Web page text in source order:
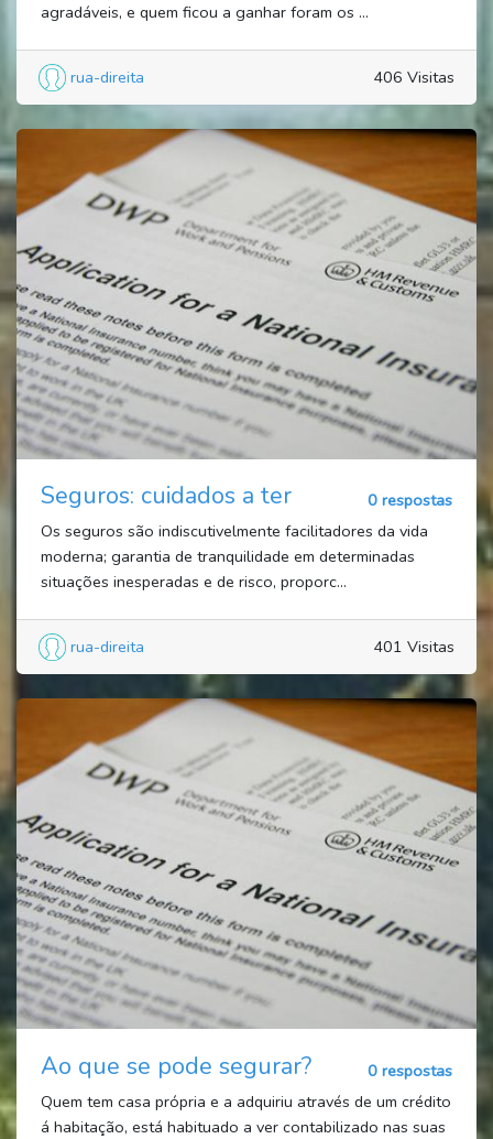
agradáveis, e quem ficou a ganhar foram os ...
rua-direita 406 Visitas
Seguros: cuidados a ter
0 respostas
Os seguros são indiscutivelmente facilitadores da vida
moderna; garantia de tranquilidade em determinadas
situações inesperadas e de risco, proporc...
rua-direita 401 Visitas
Ao que se pode segurar?
0 respostas
Quem tem casa própria e a adquiriu através de um crédito
á habitação, está habituado a ver contabilizado nas suas